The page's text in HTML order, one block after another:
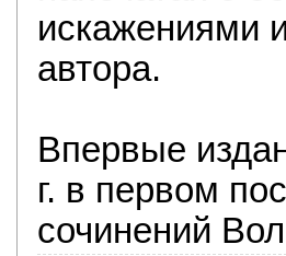
искажениями
автора.
Впервые
г. в первом
сочинений